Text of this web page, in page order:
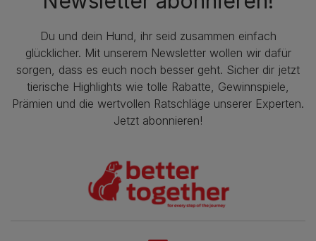
Du und dein Hund, ihr seid zusammen einfach
glücklicher. Mit unserem Newsletter wollen wir dafür
sorgen, dass es euch noch besser geht. Sicher dir jetzt
tierische Highlights wie tolle Rabatte, Gewinnspiele,
Prämien und die wertvollen Ratschläge unserer Experten.
Jetzt abonnieren!